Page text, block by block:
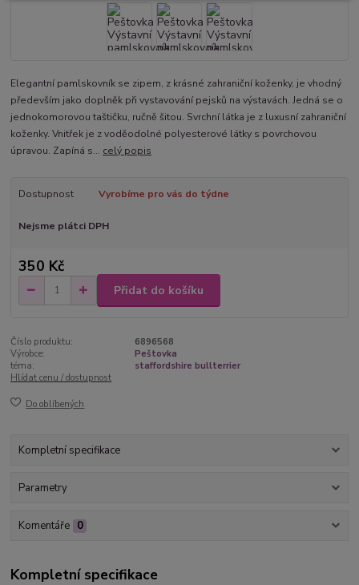
Elegantní pamlskovník se zipem, z krásné zahraniční koženky, je vhodný
především jako doplněk při vystavování pejsků na výstavách. Jedná se o
jednokomorovou taštičku, ručně šitou. Svrchní látka je z luxusní zahraniční
koženky. Vnitřek je z voděodolné polyesterové látky s povrchovou
úpravou. Zapíná s... celý popis
Dostupnost Vyrobíme pro vás do týdne
Nejsme plátci DPH
350 Kč
Přidat do košíku
Číslo produktu:
6896568
Výrobce:
Peštovka
téma:
staffordshire bullterrier
Hlídat cenu / dostupnost
Do oblíbených
Kompletní specifikace
Parametry
Komentáře 0
Kompletní specifikace